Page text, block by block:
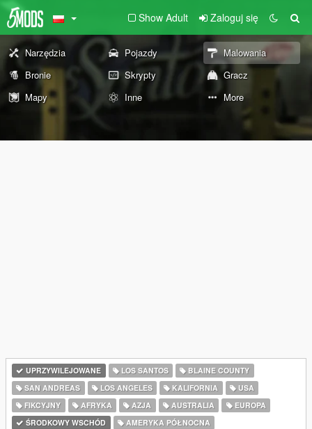
Show Adult Zaloguj się
Narzędzia Pojazdy
Malowania
Bronie
Skrypty
Gracz
Mapy
Inne More
UPRZYWILEJOWANE LOS SANTOS
BLAINE COUNTY
SAN ANDREAS
LOS ANGELES KALIFORNIA
USA
FIKCYJNY
AFRYKA AZJA AUSTRALIA
EUROPA
ŚRODKOWY WSCHÓD
AMERYKA PÓŁNOCNA